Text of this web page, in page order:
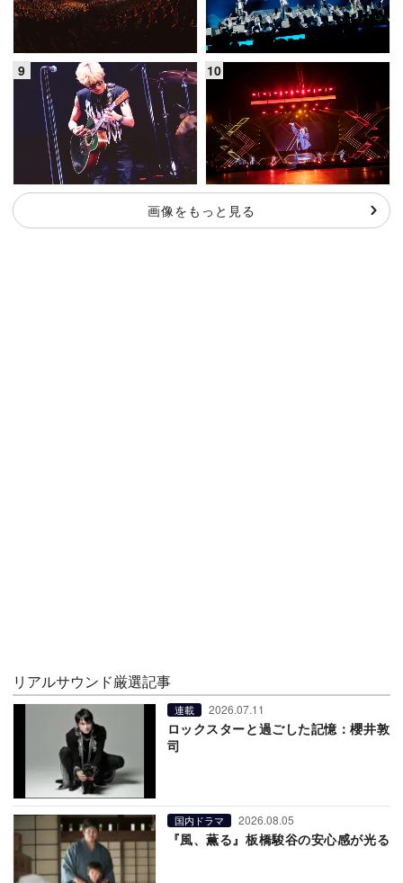
画像をもっと見る
リアルサウンド厳選記事
連載 2026.07.11
ロックスターと過ごした記憶：櫻井敦
司
国内ドラマ 2026.08.05
『風、薫る』板橋駿谷の安心感が光る